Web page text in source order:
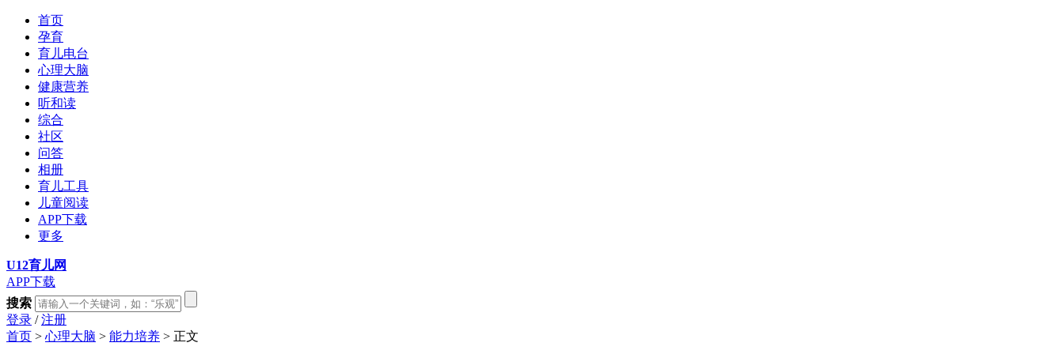
首页
孕育
育儿电台
心理大脑
健康营养
听和读
综合
社区
问答
相册
育儿工具
儿童阅读
APP下载
更多
U12育儿网
APP下载
搜索
登录 /注册
首页 > 心理大脑 > 能力培养 > 正文